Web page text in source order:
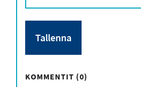
KOMMENTIT (0)